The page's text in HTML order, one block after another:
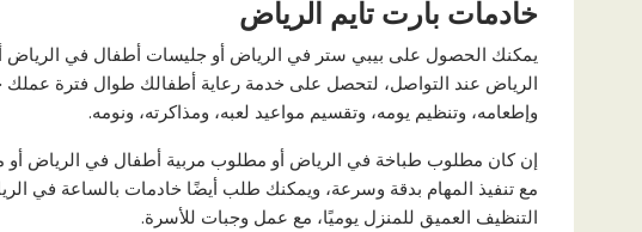
خادمات بارت تايم الرياض
يمكنك الحصول على بيبي ستر في الرياض أو جليسات أطفال في الرياض
الرياض عند التواصل، لتحصل على خدمة رعاية أطفالك طوال فترة عملك
وإطعامه، وتنظيم يومه، وتقسيم مواعيد لعبه، ومذاكرته، ونومه.
إن كان مطلوب طباخة في الرياض أو مطلوب مربية أطفال في الرياض
مع تنفيذ المهام بدقة وسرعة، ويمكنك طلب أيضًا خادمات بالساعة في
التنظيف العميق للمنزل يوميًا، مع عمل وجبات للأسرة.